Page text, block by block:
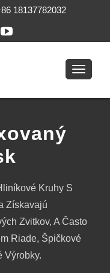
18137782032
Kruhy S
Získavajú
Zvitkov, A Často
Riade, Špičkové
Výrobky.